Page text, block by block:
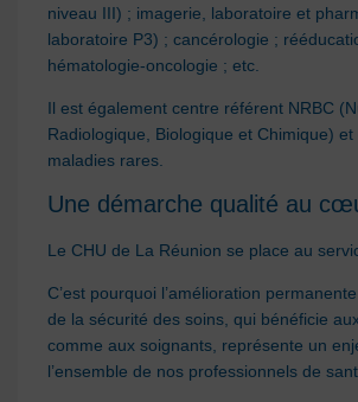
niveau III) ; imagerie, laboratoire et
laboratoire P3) ; cancérologie ;
hématologie-oncologie ; etc.
Il est également centre référent NRBC
Radiologique, Biologique et Chimique) et
maladies rares.
Une démarche qualité au
Le CHU de La Réunion se place au
C’est pourquoi l’amélioration
de la sécurité des soins, qui bénéficie
comme aux soignants, représente un
l’ensemble de nos professionnels de